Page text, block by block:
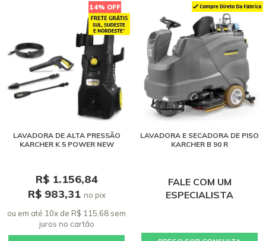
14% OFF
LAVADORA DE ALTA PRESSÃO
KARCHER K 5 POWER NEW
R$ 1.156,84
R$ 983,31 no pix
ou em até 10x de R$ 115,68 sem
juros no cartão
LAVADORA E SECADORA DE PISO
KARCHER B 90 R
FALE COM UM
ESPECIALISTA